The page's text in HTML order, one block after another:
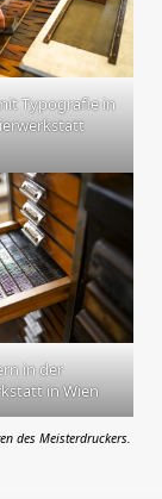
Typografie in
in der
in Wien
des Meisterdruckers.